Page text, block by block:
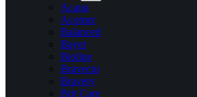
Acana
Acomer
Balanced
Bayer
Bioline
Bravecto
Bravery
Brit Care